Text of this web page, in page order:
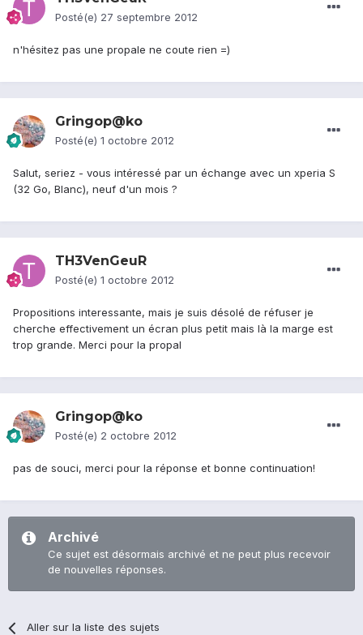
Posté(e) 27 septembre 2012
n'hésitez pas une propale ne coute rien =)
Gringop@ko
Posté(e) 1 octobre 2012
Salut, seriez - vous intéressé par un échange avec un xperia S
(32 Go, Blanc), neuf d'un mois ?
TH3VenGeuR
Posté(e) 1 octobre 2012
Propositions interessante, mais je suis désolé de réfuser je
cherche effectivement un écran plus petit mais là la marge est
trop grande. Merci pour la propal
Gringop@ko
Posté(e) 2 octobre 2012
pas de souci, merci pour la réponse et bonne continuation!
Archivé
Ce sujet est désormais archivé et ne peut plus recevoir
de nouvelles réponses.
Aller sur la liste des sujets